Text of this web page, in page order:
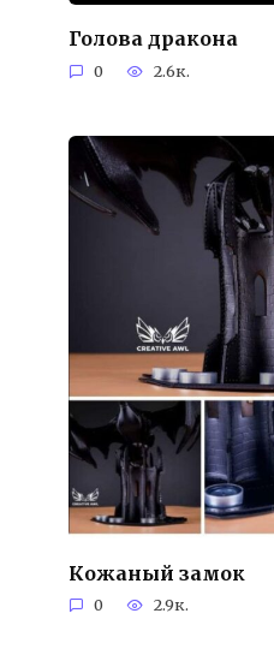
Голова дракона
0 2.6к.
Кожаный замок
0 2.9к.